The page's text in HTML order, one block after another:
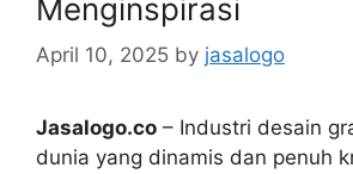
Menginspirasi
April 10, 2025 by jasalogo
Jasalogo.co – Industri desain
dunia yang dinamis dan penuh